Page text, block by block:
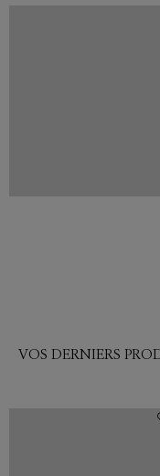
VOS DERNIERS